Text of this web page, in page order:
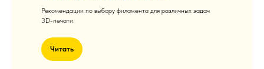
Рекомендации по выбору филамента для различных задач
3D-печати.
Читать